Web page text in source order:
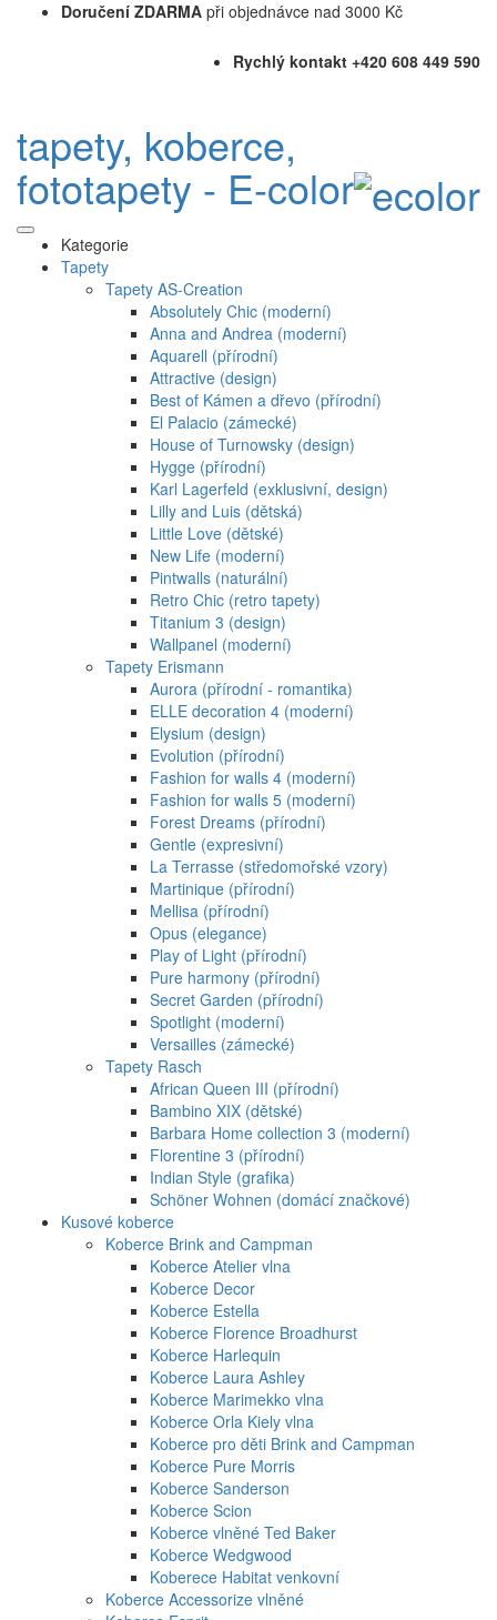
Doručení ZDARMA při objednávce nad 3000 Kč
Rychlý kontakt +420 608 449 590
tapety, koberce,
fototapety - E-color
Kategorie
Tapety
Tapety AS-Creation
Absolutely Chic (moderní)
Anna and Andrea (moderní)
Aquarell (přírodní)
Attractive (design)
Best of Kámen a dřevo (přírodní)
El Palacio (zámecké)
House of Turnowsky (design)
Hygge (přírodní)
Karl Lagerfeld (exklusivní, design)
Lilly and Luis (dětská)
Little Love (dětské)
New Life (moderní)
Pintwalls (naturální)
Retro Chic (retro tapety)
Titanium 3 (design)
Wallpanel (moderní)
Tapety Erismann
Aurora (přírodní - romantika)
ELLE decoration 4 (moderní)
Elysium (design)
Evolution (přírodní)
Fashion for walls 4 (moderní)
Fashion for walls 5 (moderní)
Forest Dreams (přírodní)
Gentle (expresivní)
La Terrasse (středomořské vzory)
Martinique (přírodní)
Mellisa (přírodní)
Opus (elegance)
Play of Light (přírodní)
Pure harmony (přírodní)
Secret Garden (přírodní)
Spotlight (moderní)
Versailles (zámecké)
Tapety Rasch
African Queen III (přírodní)
Bambino XIX (dětské)
Barbara Home collection 3 (moderní)
Florentine 3 (přírodní)
Indian Style (grafika)
Schöner Wohnen (domácí značkové)
Kusové koberce
Koberce Brink and Campman
Koberce Atelier vlna
Koberce Decor
Koberce Estella
Koberce Florence Broadhurst
Koberce Harlequin
Koberce Laura Ashley
Koberce Marimekko vlna
Koberce Orla Kiely vlna
Koberce pro děti Brink and Campman
Koberce Pure Morris
Koberce Sanderson
Koberce Scion
Koberce vlněné Ted Baker
Koberce Wedgwood
Koberece Habitat venkovní
Koberce Accessorize vlněné